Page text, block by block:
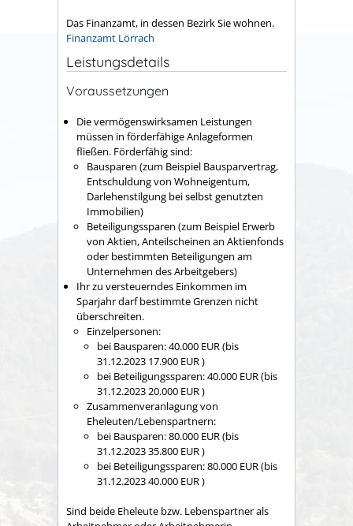
Das Finanzamt, in dessen Bezirk Sie wohnen.
Finanzamt Lörrach
Leistungsdetails
Voraussetzungen
Die vermögenswirksamen Leistungen
müssen in förderfähige Anlageformen
fließen. Förderfähig sind:
Bausparen (zum Beispiel Bausparvertrag,
Entschuldung von Wohneigentum,
Darlehenstilgung bei selbst genutzten
Immobilien)
Beteiligungssparen (zum Beispiel Erwerb
von Aktien, Anteilscheinen an Aktienfonds
oder bestimmten Beteiligungen am
Unternehmen des Arbeitgebers)
Ihr zu versteuerndes Einkommen im
Sparjahr darf bestimmte Grenzen nicht
überschreiten.
Einzelpersonen:
bei Bausparen: 40.000 EUR (bis
31.12.2023 17.900 EUR )
bei Beteiligungssparen: 40.000 EUR (bis
31.12.2023 20.000 EUR )
Zusammenveranlagung von
Eheleuten/Lebenspartnern:
bei Bausparen: 80.000 EUR (bis
31.12.2023 35.800 EUR )
bei Beteiligungssparen: 80.000 EUR (bis
31.12.2023 40.000 EUR )
Sind beide Eheleute bzw. Lebenspartner als